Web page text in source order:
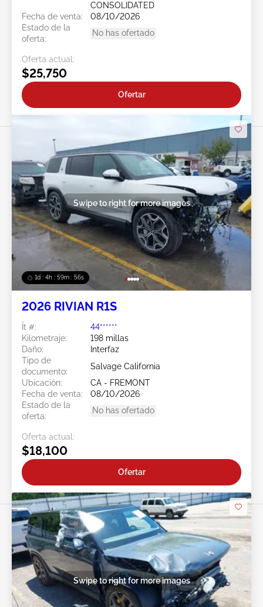
CONSOLIDATED
Fecha de venta:
08/10/2026
Estado de la
oferta:
No has ofertado
Oferta actual:
$25,750
Ofertar
1d : 4h : 59m : 53s
Swipe to right for more images
2026 RIVIAN R1S
Ít #:
44******
Kilometraje:
198 millas
Daño:
Interfaz
Tipo de
documento:
Salvage California
Ubicación:
CA - FREMONT
Fecha de venta:
08/10/2026
Estado de la
oferta:
No has ofertado
Oferta actual:
$18,100
Ofertar
Swipe to right for more images